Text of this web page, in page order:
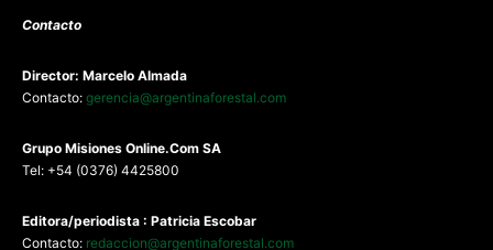
Contacto
Director: Marcelo Almada
Contacto: gerencia@argentinaforestal.com
Grupo Misiones Online.Com SA
Tel: +54 (0376) 4425800
Editora/periodista : Patricia Escobar
Contacto: redaccion@argentinaforestal.com